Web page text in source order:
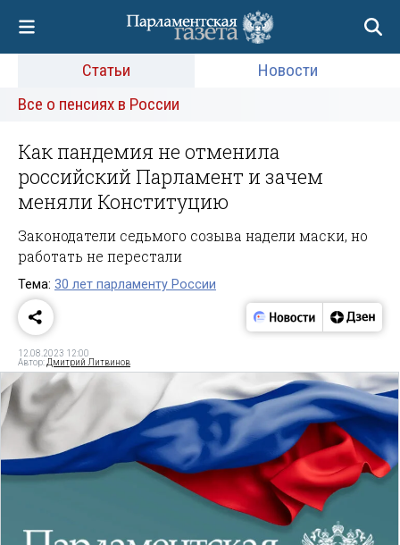
Статьи
Новости
Все о пенсиях в России
Как пандемия не отменила
российский Парламент и зачем
меняли Конституцию
Законодатели седьмого созыва надели маски, но
работать не перестали
Тема: 30 лет парламенту России
12.08.2023 12:00
Автор: Дмитрий Литвинов